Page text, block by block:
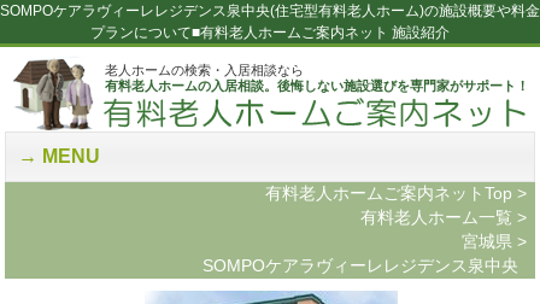
SOMPOケアラヴィーレレジデンス泉中央(住宅型有料老人ホーム)の施設概要や料金
プランについて■有料老人ホームご案内ネット 施設紹介
老人ホームの検索・入居相談なら
有料老人ホームの入居相談。後悔しない施設選びを専門家がサポート！
MENU
有料老人ホームご案内ネットTop >
有料老人ホーム一覧 >
宮城県 >
SOMPOケアラヴィーレレジデンス泉中央